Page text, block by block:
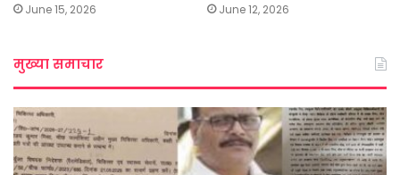
June 15, 2026 June 12, 2026
मुख्या समाचार